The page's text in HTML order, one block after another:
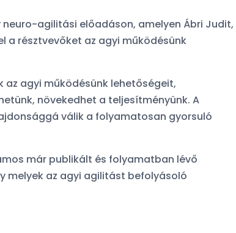
agilitási előadáson, amelyen Ábri Judit,
a résztvevőket az agyi működésünk
az agyi működésünk lehetőségeit,
növekedhet a teljesítményünk. A
válik a folyamatosan gyorsuló
már publikált és folyamatban lévő
melyek az agyi agilitást befolyásoló
Orvosfoglalási szokásokról
készült kérdőívünk legviccesebb
A feleségem